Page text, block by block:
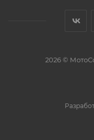
2026 ©